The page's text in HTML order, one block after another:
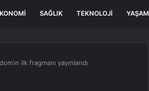
SAĞLIK TEKNOLOJI YAŞAM
ilk fragmanı yayınlandı